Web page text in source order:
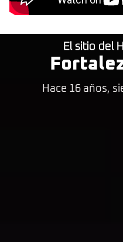
El sitio del
Hace 16 años,